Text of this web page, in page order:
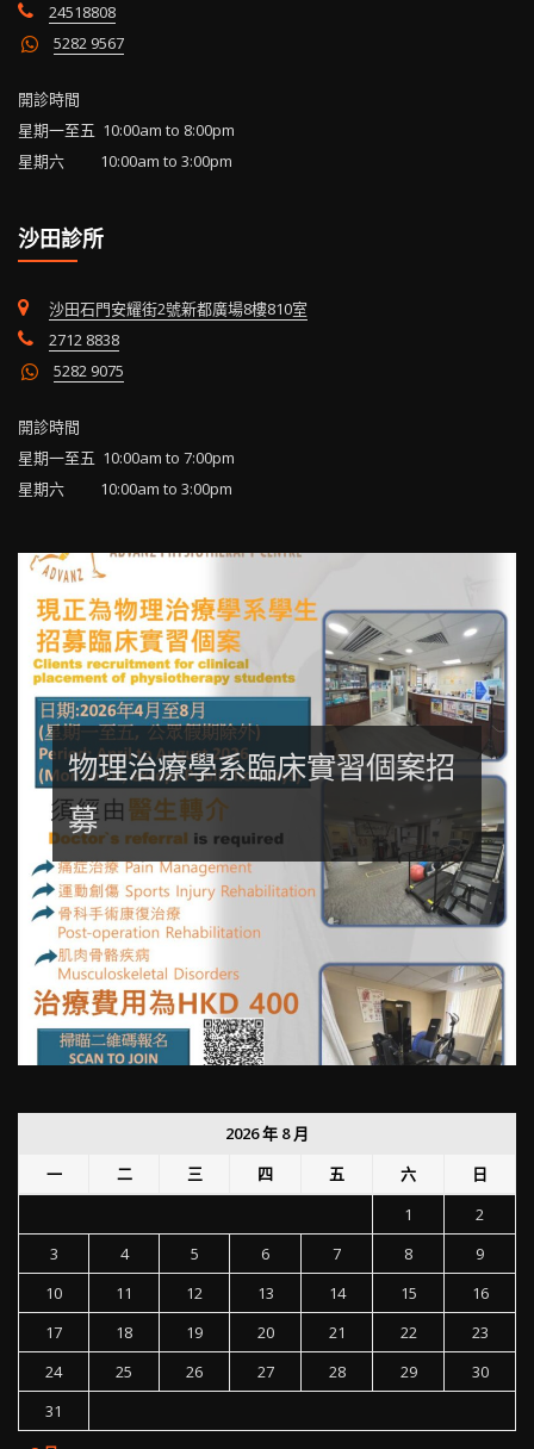
24518808
5282 9567
開診時間
星期一至五 10:00am to 8:00pm
星期六 10:00am to 3:00pm
沙田診所
沙田石門安耀街2號新都廣場8樓810室
2712 8838
5282 9075
開診時間
星期一至五 10:00am to 7:00pm
星期六 10:00am to 3:00pm
物理治療學系臨床實習個案招
募
2026 年 8 月
一
二 三 四 五 六
日
1
2
3
4 5 6 7 8
9
10
11 12 13 14 15
16
17
18 19 20 21 22
23
24
25 26 27 28 29
30
31